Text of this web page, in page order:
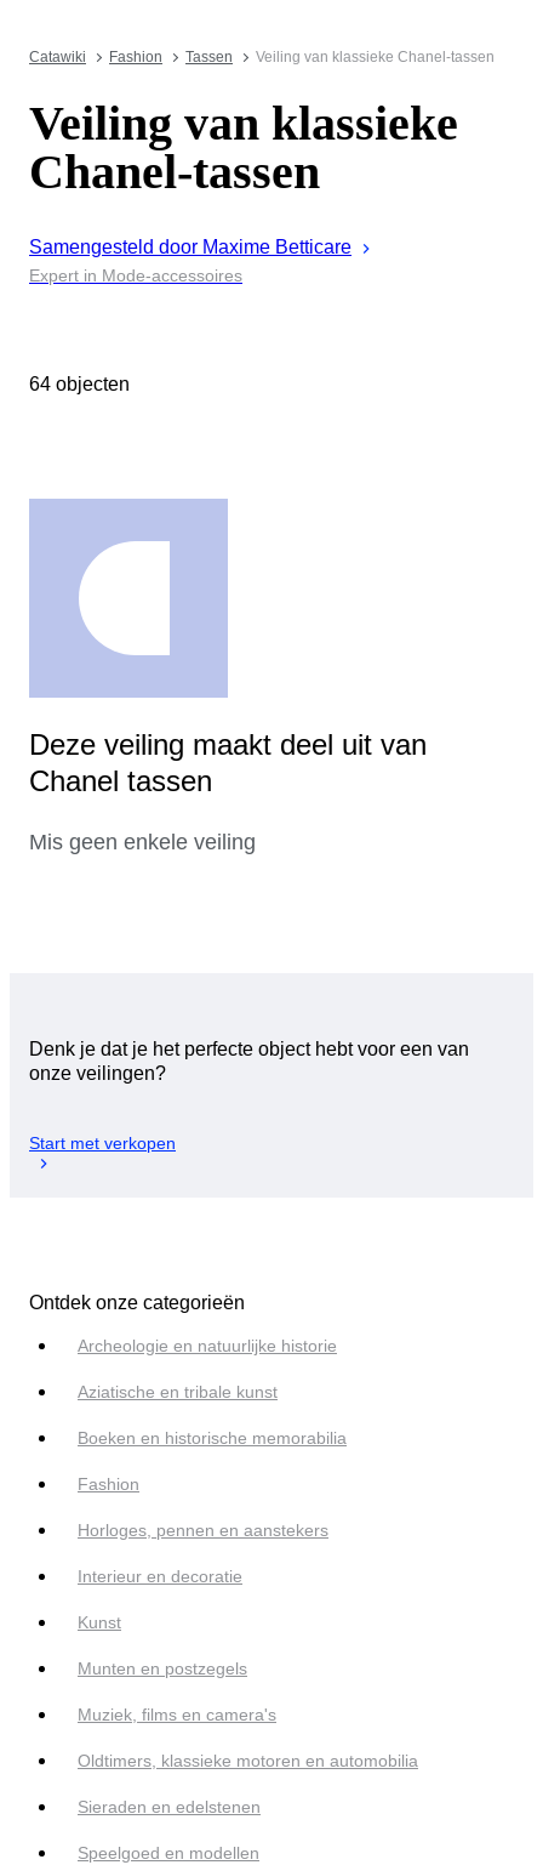
Catawiki Fashion Tassen Veiling van klassieke Chanel-tassen
Veiling van klassieke
Chanel-tassen
Samengesteld door Maxime Betticare
Expert in Mode-accessoires
64 objecten
Deze veiling maakt deel uit van
Chanel tassen
Mis geen enkele veiling
Denk je dat je het perfecte object hebt voor een van
onze veilingen?
Start met verkopen
Ontdek onze categorieën
Archeologie en natuurlijke historie
Aziatische en tribale kunst
Boeken en historische memorabilia
Fashion
Horloges, pennen en aanstekers
Interieur en decoratie
Kunst
Munten en postzegels
Muziek, films en camera's
Oldtimers, klassieke motoren en automobilia
Sieraden en edelstenen
Speelgoed en modellen